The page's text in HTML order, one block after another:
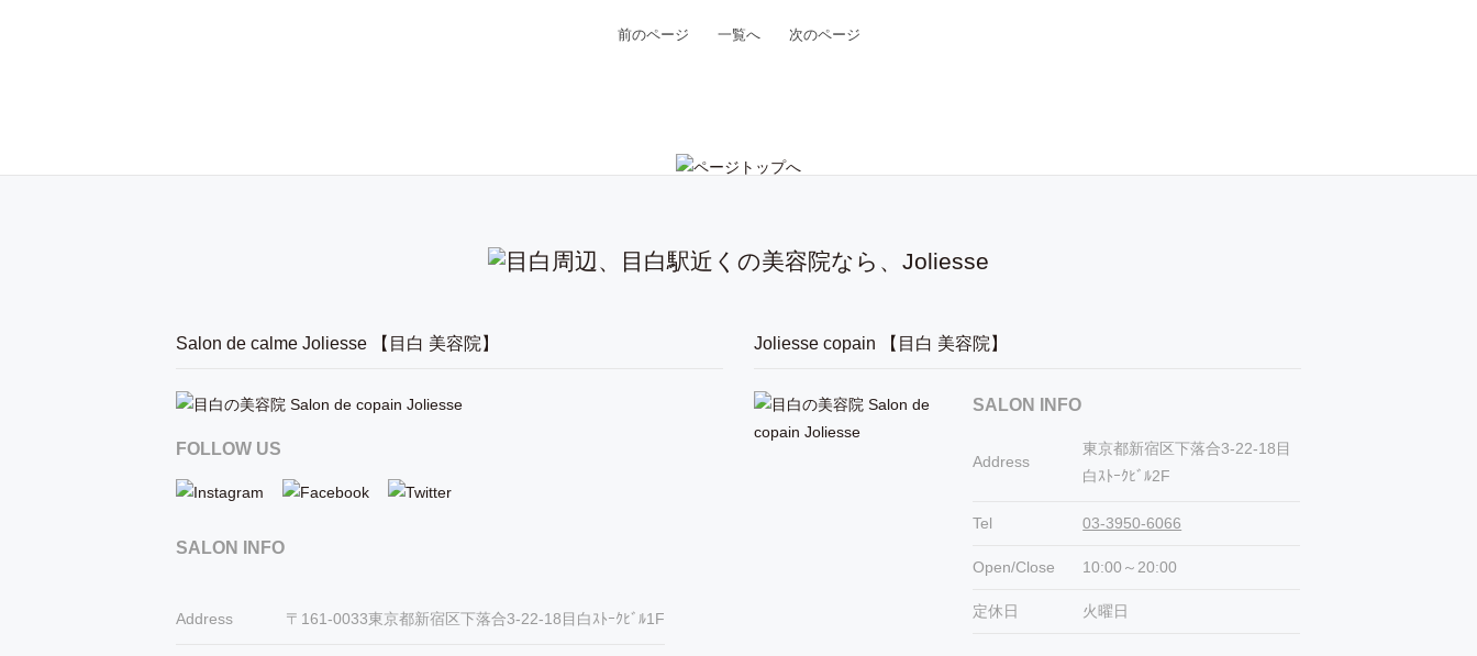
前のページ 一覧へ 次のページ
Salon de calme Joliesse 【目白 美容院】
FOLLOW US
SALON INFO
Address 〒161-0033東京都新宿区下落合3-22-18目白ｽﾄｰｸﾋﾞﾙ1F
Joliesse copain 【目白 美容院】
SALON INFO
Address
東京都新宿区下落合3-22-18目
白ｽﾄｰｸﾋﾞﾙ2F
Tel 03-3950-6066
Open/Close 10:00～20:00
定休日 火曜日